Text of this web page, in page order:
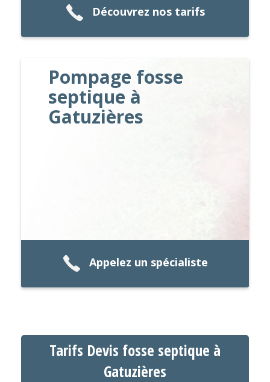
Découvrez nos tarifs
Pompage fosse
septique à
Gatuzières
Appelez un spécialiste
Tarifs Devis fosse septique à
Gatuzières